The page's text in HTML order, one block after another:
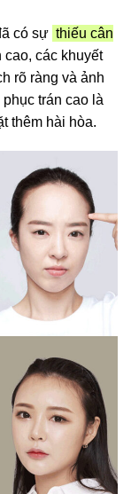
có sự thiếu cân
cao, các khuyết
rõ ràng và ảnh
trán cao là
thêm hài hòa.